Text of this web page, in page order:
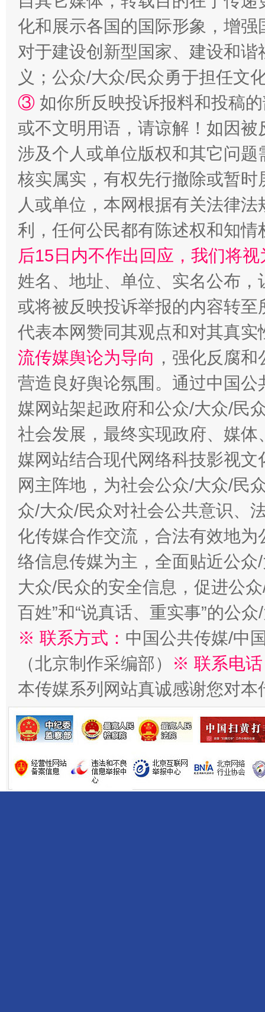
“蜀中异人”王建安的艺术幻境
完善运行机制助力责任有效落实 一纸欠
东山县通报“牛蛙产品抗生素超标问题” 法
千年窑火 生生不息
揭开“小金库”的免责幌子
化和展示各国的国际形象，增
对于建设创新型国家、建设和
义；公众/大众/民众勇于担任文
③ 如你所反映投诉报料和投稿
或不文明用语，请谅解！如因
涉及个人或单位版权和其它问题
核实属实，有权先行撤除或暂
人或单位，本网根据有关法律
利，任何公民都有陈述权和知情
后15日内不作出回应，我们将
姓名、地址、单位、实名公布
或将被反映投诉举报的内容转
代表本网赞同其观点和对其真实
流传媒舆论为导向 ，强化反腐
营造良好舆论氛围。通过中国
媒网站架起政府和公众/大众/民
社会发展，最终实现政府、媒
媒网站结合现代网络科技影视
网主阵地，为社会公众/大众/民
众/大众/民众对社会公共意识、
化传媒合作交流，合法有效地
络信息传媒为主，全面贴近公
大众/民众的安全信息，促进公
百姓”和“说真话、重实事”的公
※ 联系方式： 中国公共传媒/中
（北京制作采编部）
※ 联系电
本传媒系列网站真诚感谢您对